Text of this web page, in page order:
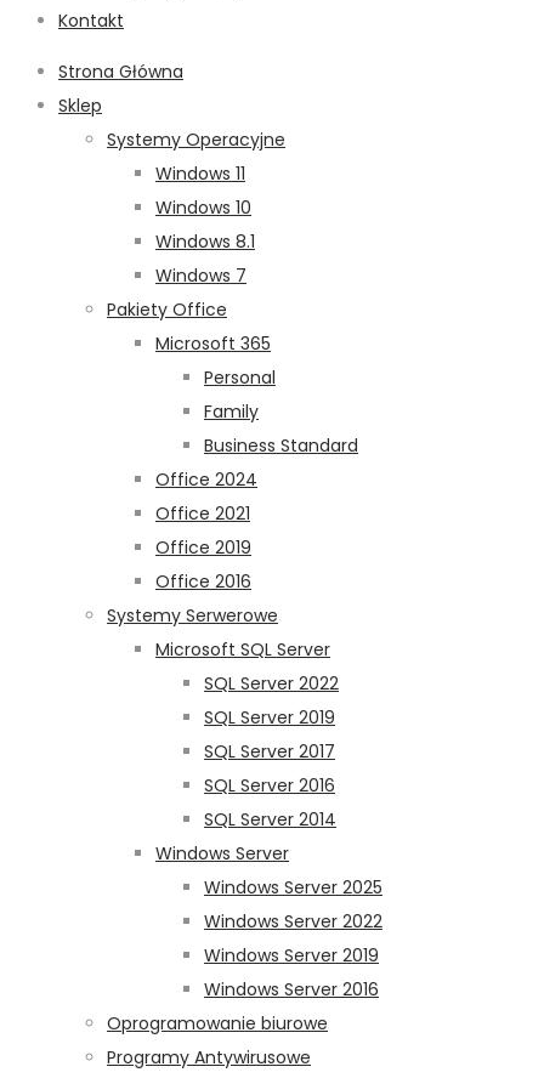
Kontakt
Strona Główna
Sklep
Systemy Operacyjne
Windows 11
Windows 10
Windows 8.1
Windows 7
Pakiety Office
Microsoft 365
Personal
Family
Business Standard
Office 2024
Office 2021
Office 2019
Office 2016
Systemy Serwerowe
Microsoft SQL Server
SQL Server 2022
SQL Server 2019
SQL Server 2017
SQL Server 2016
SQL Server 2014
Windows Server
Windows Server 2025
Windows Server 2022
Windows Server 2019
Windows Server 2016
Oprogramowanie biurowe
Programy Antywirusowe